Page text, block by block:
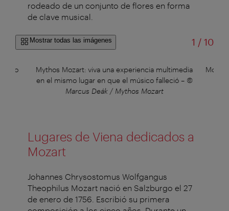
rodeado de un conjunto de flores en forma
de clave musical.
Mostrar todas las imágenes 1 /de
10
Mythos Mozart: viva una experiencia multimedia
en el mismo lugar en que el músico falleció– ©
Marcus Deák / Mythos Mozart
Lugares de Viena dedicados a
Mozart
Johannes Chrysostomus Wolfgangus
Theophilus Mozart nació en Salzburgo el 27
de enero de 1756. Escribió su primera